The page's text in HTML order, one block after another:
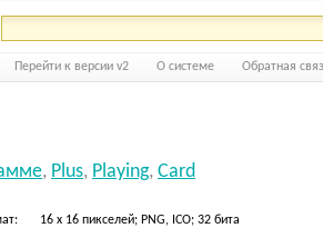
Перейти к версии v2 О системе Обратная
, Plus, Playing, Card
16 x 16 пикселей; PNG, ICO; 32 бита